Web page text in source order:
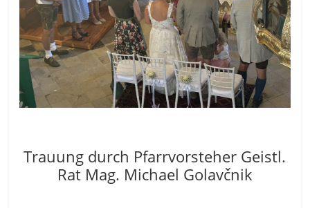
Trauung durch Pfarrvorsteher Geistl.
Rat Mag. Michael Golavčnik